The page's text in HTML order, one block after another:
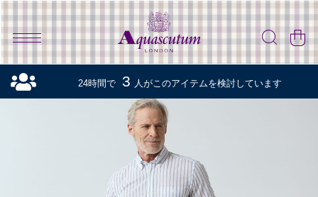
24時間で 3 人がこのアイテムを検討しています